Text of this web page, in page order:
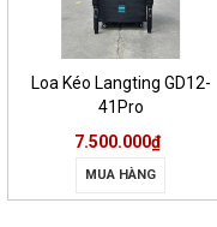
Loa Kéo Langting GD12-
41Pro
7.500.000₫
MUA HÀNG